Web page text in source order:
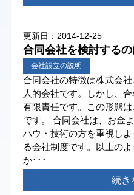
更新日：2014-12-25
合同会社を検討する
合同会社の特徴は株式会
人的会社です。しかし、
有限責任です。この形態
です。 合同会社は、お金
ハウ・技術の方を重視し
る会社制度です。以上の
か･･･
会社設立の説明
続き